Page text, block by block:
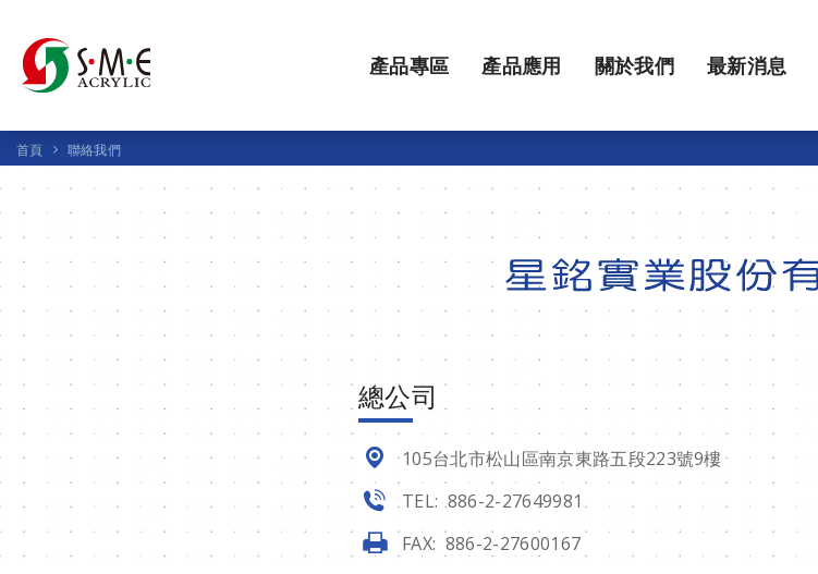
產品專區 產品應用 關於我們 最新消息
首頁 聯絡我們
總公司
105台北市松山區南京東路五段223號9樓
TEL: 886-2-27649981
FAX: 886-2-27600167